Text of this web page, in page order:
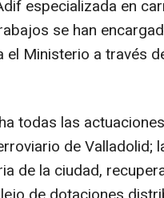
especializada en
se han
el Ministerio a través
todas las
de Valladolid;
de la ciudad,